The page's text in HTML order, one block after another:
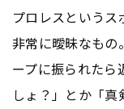
プロレスという
非常に曖昧なもの
ープに振られたら
しょ？」とか「